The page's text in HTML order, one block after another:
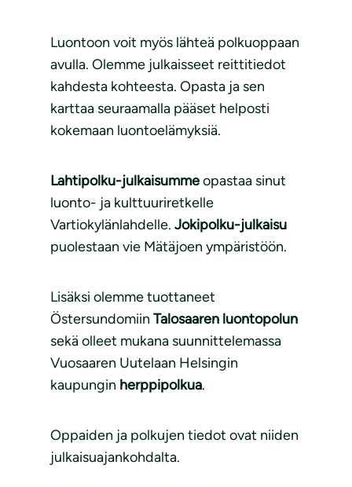
Luontoon voit myös lähteä polkuoppaan
avulla. Olemme julkaisseet reittitiedot
kahdesta kohteesta. Opasta ja sen
karttaa seuraamalla pääset helposti
kokemaan luontoelämyksiä.
Lahtipolku-julkaisummeopastaa sinut
luonto- ja kulttuuriretkelle
Vartiokylänlahdelle. Jokipolku-julkaisu
puolestaan vie Mätäjoen ympäristöön.
Lisäksi olemme tuottaneet
Östersundomiin Talosaaren luontopolun
sekä olleet mukana suunnittelemassa
Vuosaaren Uutelaan Helsingin
kaupungin herppipolkua.
Oppaiden ja polkujen tiedot ovat niiden
julkaisuajankohdalta.